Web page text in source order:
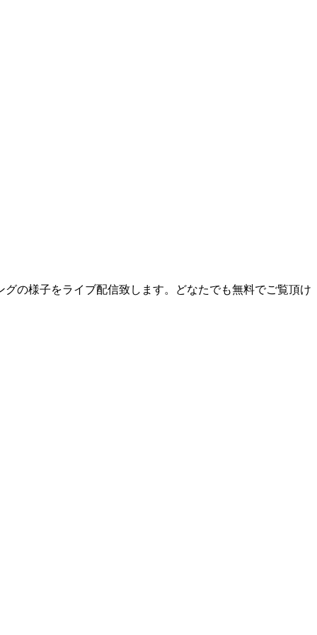
の様子をライブ配信致します。どなたでも無料でご覧頂け